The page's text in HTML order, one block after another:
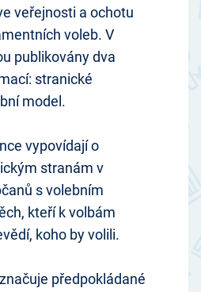
veřejnosti a ochotu
voleb. V
publikovány dva
stranické
model.
vypovídají o
stranám v
s volebním
kteří k volbám
koho by volili.
předpokládané